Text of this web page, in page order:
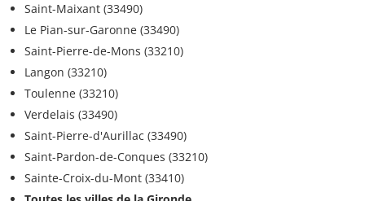
Saint-Maixant (33490)
Le Pian-sur-Garonne (33490)
Saint-Pierre-de-Mons (33210)
Langon (33210)
Toulenne (33210)
Verdelais (33490)
Saint-Pierre-d'Aurillac (33490)
Saint-Pardon-de-Conques (33210)
Sainte-Croix-du-Mont (33410)